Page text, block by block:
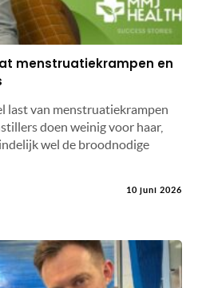
menstruatiekrampen en
last van menstruatiekrampen
doen weinig voor haar,
wel de broodnodige
10 juni 2026